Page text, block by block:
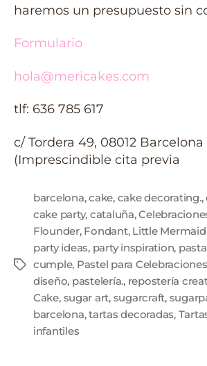
haremos un presupuesto sin
Formulario
hola@mericakes.com
tlf: 636 785 617
c/ Tordera 49, 08012 Barcelona
(Imprescindible cita previa
barcelona,cake, cake decorating.,
cake party, cataluña,
Flounder, Fondant, Little
party ideas, party inspiration,
cumple, Pastel para Celebraciones
diseño, pastelería., repostería
Cake, sugar art, sugarcraft,
barcelona,tartas decoradas,
infantiles